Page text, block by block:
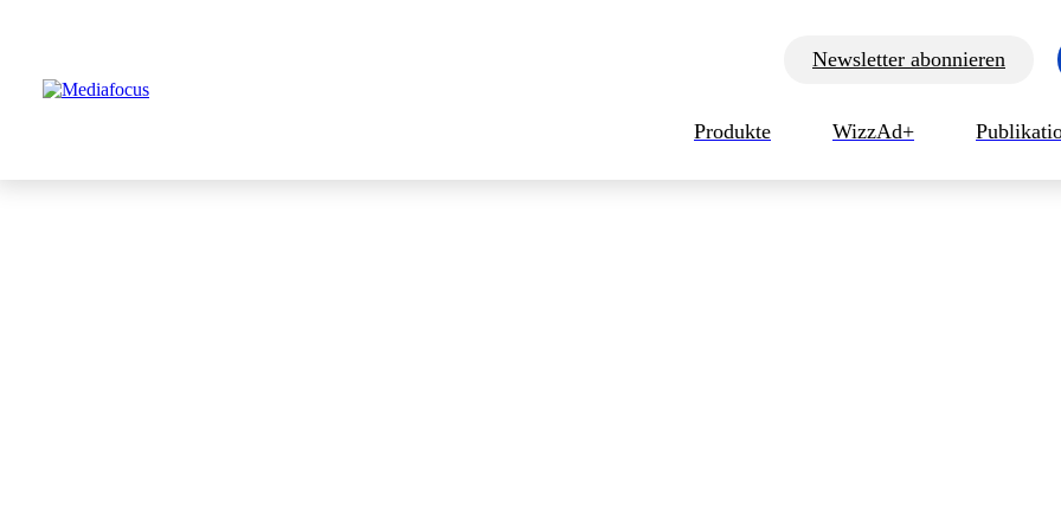
Newsletter abonnieren
Produkte WizzAd+